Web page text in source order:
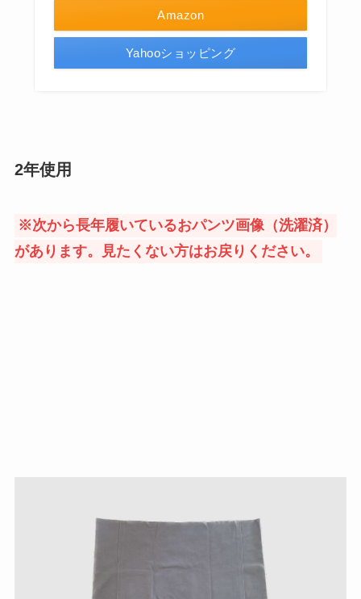
Amazon
Yahooショッピング
2年使用
※次から長年履いているおパンツ画像（洗濯済）
があります。見たくない方はお戻りください。